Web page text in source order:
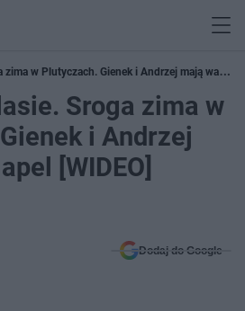
w Plutyczach. Gienek i Andrzej mają ważny
Sroga zima w
i Andrzej
[WIDEO]
Dodaj do Google